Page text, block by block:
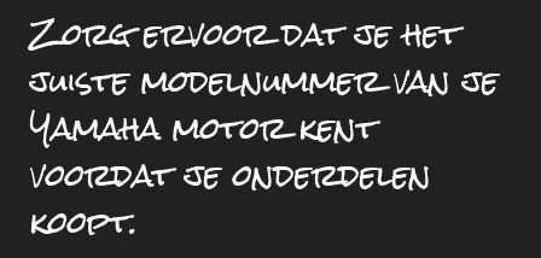
Zorg ervoor dat je het
juiste modelnummer van je
Yamaha motor kent
voordat je onderdelen
koopt.